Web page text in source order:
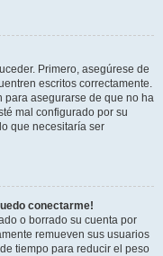
Primero, asegúrese de
escritos correctamente.
para asegurarse de que no ha
mal configurado por su
que necesitaría ser
conectarme!
o borrado su cuenta por
remueven sus usuarios
tiempo para reducir el peso